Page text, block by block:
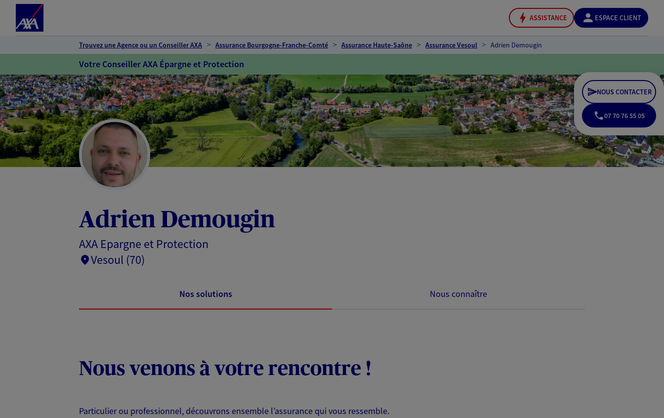
ASSISTANCE ESPACE CLIENT
Trouvez une Agence ou un Conseiller AXA Assurance Bourgogne-Franche-Comté Assurance Haute-Saône Assurance Vesoul Adrien Demougin
Votre Conseiller AXA Épargne et Protection
Adrien Demougin
AXA Epargne et Protection
Vesoul (70)
NOUS CONTACTER
07 70 76 55 05
Nos solutions Nous connaître
Nous venons à votre rencontre !
Particulier ou professionnel, découvrons ensemble l’assurance qui vous ressemble.